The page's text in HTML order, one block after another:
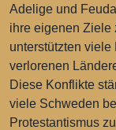
Adelige und
ihre eigenen Ziele
unterstützten
verlorenen
Diese Konflikte
viele Schweden
Protestantismus